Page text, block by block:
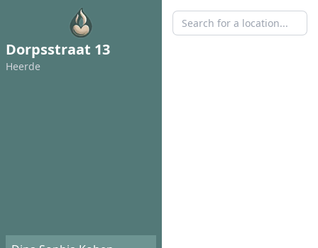
Dorpsstraat 13
Heerde